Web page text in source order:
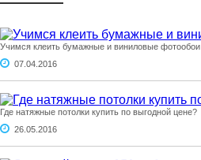
Учимся клеить бумажные и виниловые фотообои
07.04.2016
Где натяжные потолки купить по выгодной цене?
26.05.2016